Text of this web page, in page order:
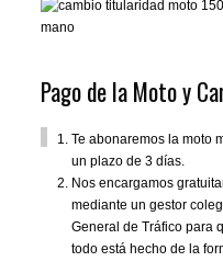
Pago de la Moto y
Te abonaremos la moto
un plazo de 3 días.
Nos encargamos
mediante un gestor
General de Tráfico para
todo está hecho de la